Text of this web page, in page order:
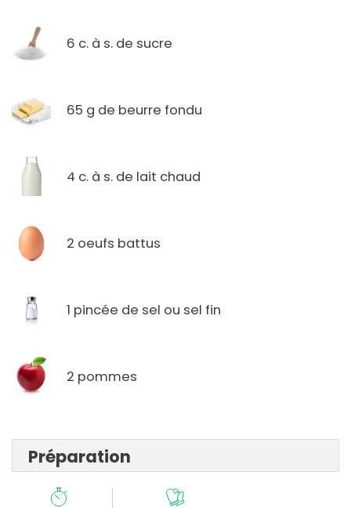
6 c. à s. de sucre
65 g de beurre fondu
4 c. à s. de lait chaud
2 oeufs battus
1 pincée de sel ou sel fin
2 pommes
Préparation